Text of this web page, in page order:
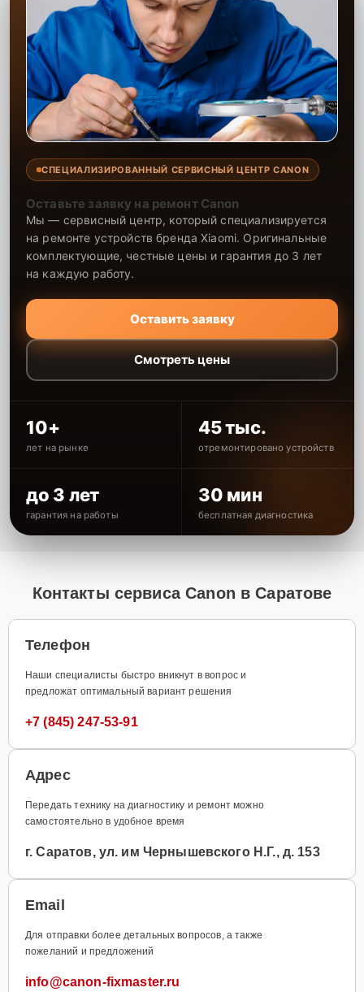
СПЕЦИАЛИЗИРОВАННЫЙ СЕРВИСНЫЙ ЦЕНТР CANON
Оставьте заявку на ремонт Canon
Мы — сервисный центр, который специализируется
на ремонте устройств бренда Xiaomi. Оригинальные
комплектующие, честные цены и гарантия до 3 лет
на каждую работу.
Оставить заявку
Смотреть цены
10+
лет на рынке
45 тыс.
отремонтировано устройств
до 3 лет
гарантия на работы
30 мин
бесплатная диагностика
Контакты сервиса Canon в Саратове
Телефон
Наши специалисты быстро вникнут в вопрос и
предложат оптимальный вариант решения
+7 (845) 247-53-91
Адрес
Передать технику на диагностику и ремонт можно
самостоятельно в удобное время
г. Саратов, ул. им Чернышевского Н.Г., д. 153
Email
Для отправки более детальных вопросов, а также
пожеланий и предложений
info@canon-fixmaster.ru